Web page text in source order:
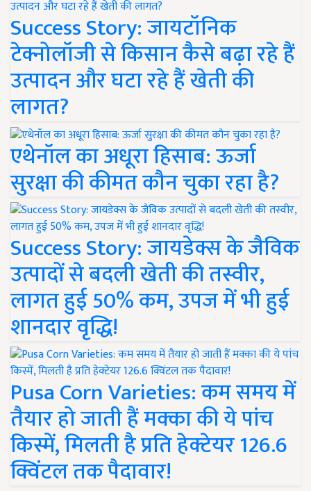
Success Story: जायटॉनिक
टेक्नोलॉजी से किसान कैसे बढ़ा रहे हैं
उत्पादन और घटा रहे हैं खेती की
लागत?
एथेनॉल का अधूरा हिसाब: ऊर्जा
सुरक्षा की कीमत कौन चुका रहा है?
Success Story: जायडेक्स के जैविक
उत्पादों से बदली खेती की तस्वीर,
लागत हुई 50% कम, उपज में भी हुई
शानदार वृद्धि!
Pusa Corn Varieties: कम समय में
तैयार हो जाती हैं मक्का की ये पांच
किस्में, मिलती है प्रति हेक्टेयर 126.6
क्विंटल तक पैदावार!